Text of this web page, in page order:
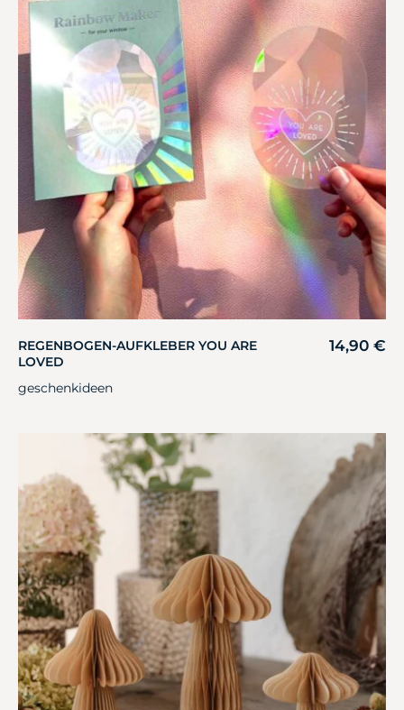
REGENBOGEN-AUFKLEBER YOU ARE
LOVED
14,90 €
geschenkideen